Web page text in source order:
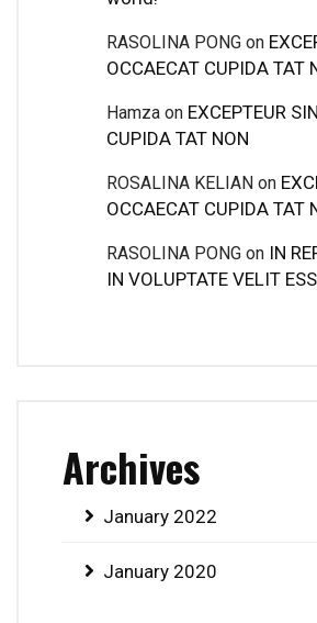
RASOLINA PONG on
OCCAECAT CUPIDA TAT
Hamza on EXCEPTEUR
CUPIDA TAT NON
ROSALINA KELIAN on
OCCAECAT CUPIDA TAT
RASOLINA PONG on IN
IN VOLUPTATE VELIT
Archives
January 2022
January 2020